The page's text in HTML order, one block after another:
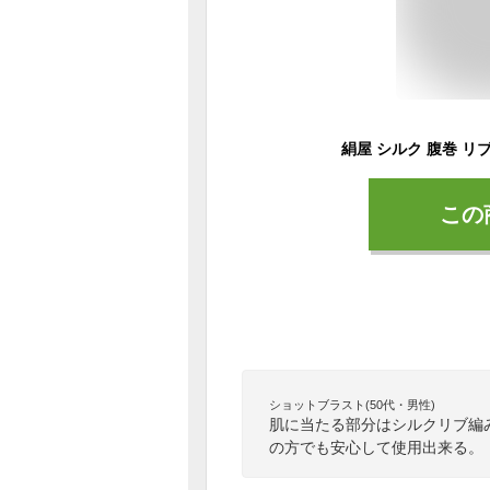
こ
ショットブラスト(50代・男性)
肌に当たる部分はシルクリブ
の方でも安心して使用出来る。